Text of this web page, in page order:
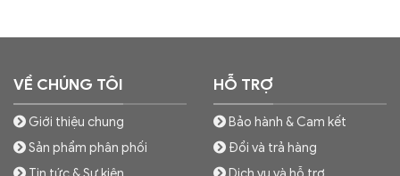
VỀ CHÚNG TÔI
Giới thiệu chung
Sản phẩm phân phối
HỖ TRỢ
Bảo hành & Cam kết
Đổi và trả hàng